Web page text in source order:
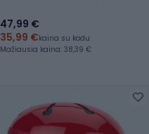
47,99 €
35,99 €kaina su kodu
Mažiausia kaina: 38,39 €